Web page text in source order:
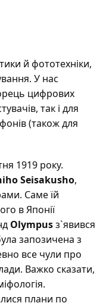
й фототехніки,
У нас
цифрових
так і для
(також для
1919 року.
Seisakusho,
Саме їй
в Японії
Olympusз`явився
запозичена з
все чули про
Важко сказати,
плани по